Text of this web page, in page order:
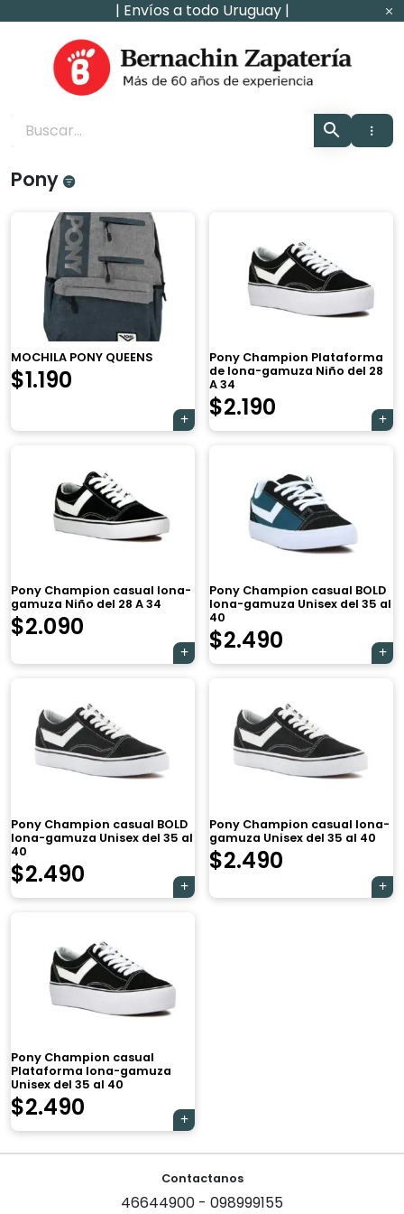
contenido
| Envíos a todo Uruguay |
Pony
MOCHILA PONY QUEENS
$1.190
Pony Champion Plataforma
de lona-gamuza Niño del 28
A 34
$2.190
Pony Champion casual lona-
gamuza Niño del 28 A 34
$2.090
Pony Champion casual BOLD
lona-gamuza Unisex del 35 al
40
$2.490
Pony Champion casual BOLD
lona-gamuza Unisex del 35 al
40
$2.490
Pony Champion casual lona-
gamuza Unisex del 35 al 40
$2.490
Pony Champion casual
Plataforma lona-gamuza
Unisex del 35 al 40
$2.490
Contactanos
46644900 - 098999155
Tu carrito está vacío.
Agregá un producto y aparecerá acá